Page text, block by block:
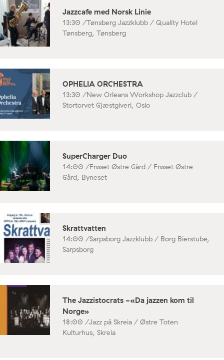
Jazzcafe med Norsk Linie
13:30 /Tønsberg Jazzklubb / Quality Hotel
Tønsberg, Tønsberg
OPHELIA ORCHESTRA
13:30 /New Orleans Workshop Jazzclub /
Stortorvet Gjæstgiveri, Oslo
SuperCharger Duo
14:00 /Frøset Østre Gård / Frøset Østre
Gård, Byneset
Skrattvatten
14:00 /Sarpsborg Jazzklubb / Borg Bierstube,
Sarpsborg
The Jazzistocrats -«Da jazzen kom til
Norge»
18:00 /Jazz på Skreia / Østre Toten
Kulturhus, Skreia